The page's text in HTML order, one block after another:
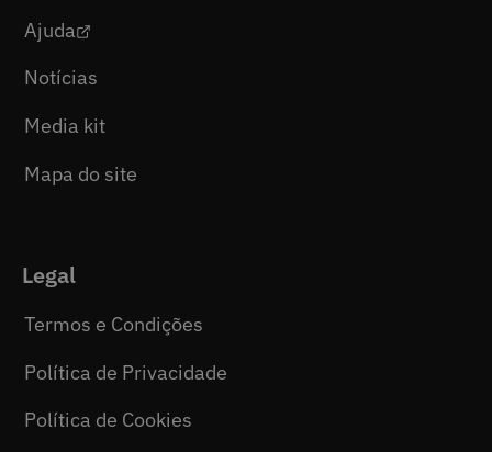
Ajuda
Notícias
Media kit
Mapa do site
Legal
Termos e Condições
Política de Privacidade
Política de Cookies